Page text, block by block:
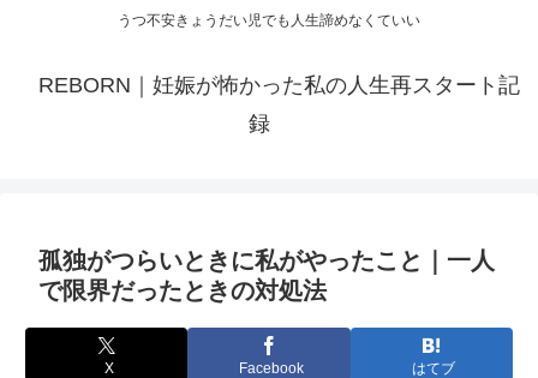
うつ不安きょうだい児でも人生諦めなくていい
REBORN｜妊娠が怖かった私の人生再スタート記
録
孤独がつらいときに私がやったこと｜一人
で限界だったときの対処法
X Facebook はてブ